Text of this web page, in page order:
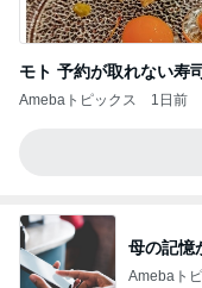
モト 予約が取れない寿
Amebaトピックス 1日前
母の記憶
Amebaト